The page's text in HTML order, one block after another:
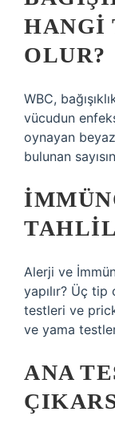
HANGI
OLUR?
WBC,
vücudun
oynayan
bulunan
Alerji ve
yapılır? Üç
testleri ve
ve yama
ANA